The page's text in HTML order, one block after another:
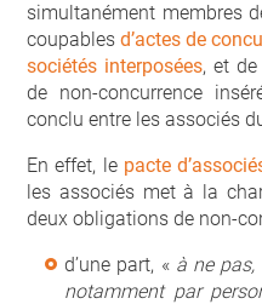
simultanément membres
coupablesd’actes de
sociétés interposées, et
de non-concurrence
conclu entre les associés
En effet, le pacte
les associés met à la
deux obligations de non-
d’une part, « à ne
notamment par